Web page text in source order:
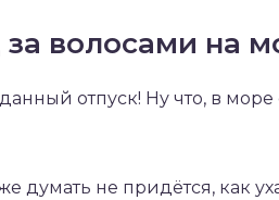
за волосами на
отпуск! Ну что, в море
думать не придётся, как